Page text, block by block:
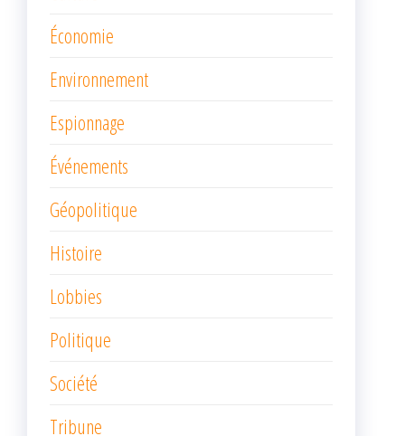
Économie
Environnement
Espionnage
Événements
Géopolitique
Histoire
Lobbies
Politique
Société
Tribune